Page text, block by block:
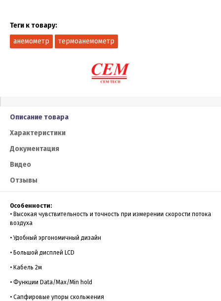
Теги к товару:
анемометр
термоанемометр
Описание товара
Характеристики
Документация
Видео
Отзывы
Особенности:
• Высокая чувствительность и точность при измерении скорости потока
воздуха
• Удобный эргономичный дизайн
• Большой дисплей LCD
• Кабель 2м
• Функции Data/Max/Min hold
• Сапфировые упоры скольжения